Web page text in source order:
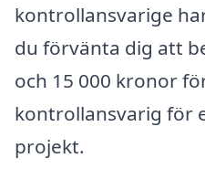
kontrollansvarige
du förvänta dig att
och 15 000 kronor
kontrollansvarig för
projekt.